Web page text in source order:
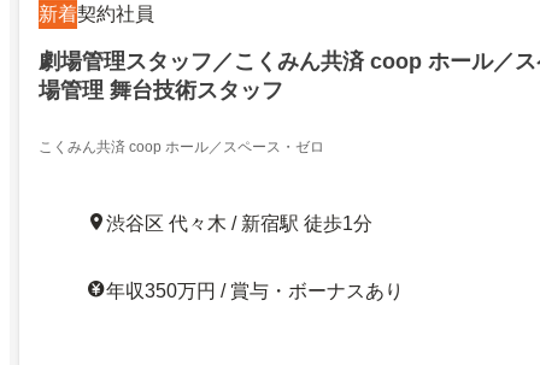
新着契約社員
劇場管理スタッフ／こくみん共済 coop ホール／
場管理 舞台技術スタッフ
こくみん共済 coop ホール／スペース・ゼロ
渋谷区 代々木 / 新宿駅 徒歩1分
年収350万円 / 賞与・ボーナスあり